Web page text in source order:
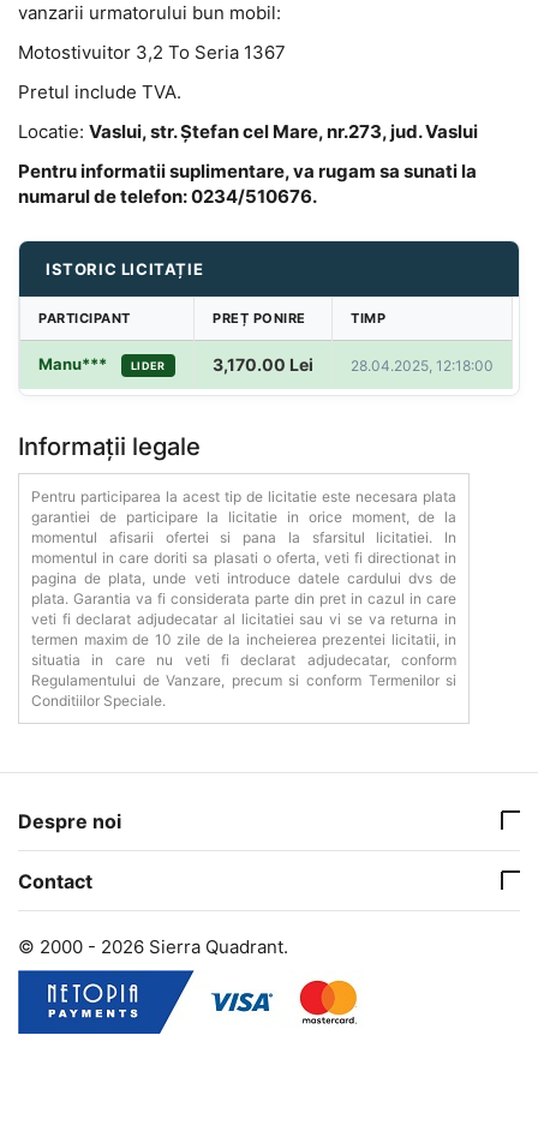
vanzarii urmatorului bun mobil:
Motostivuitor 3,2 To Seria 1367
Pretul include TVA.
Locatie: Vaslui, str. Ștefan cel Mare, nr.273, jud. Vaslui
Pentru informatii suplimentare, va rugam sa sunati la
numarul de telefon: 0234/510676.
ISTORIC LICITAȚIE
PARTICIPANT PREȚ PONIRE TIMP
Manu*** LIDER 3,170.00 Lei 28.04.2025, 12:18:00
Informații legale
Pentru participarea la acest tip de licitatie este necesara plata
garantiei de participare la licitatie in orice moment, de la
momentul afisarii ofertei si pana la sfarsitul licitatiei. In
momentul in care doriti sa plasati o oferta, veti fi directionat in
pagina de plata, unde veti introduce datele cardului dvs de
plata. Garantia va fi considerata parte din pret in cazul in care
veti fi declarat adjudecatar al licitatiei sau vi se va returna in
termen maxim de 10 zile de la incheierea prezentei licitatii, in
situatia in care nu veti fi declarat adjudecatar, conform
Regulamentului de Vanzare, precum si conform Termenilor si
Conditiilor Speciale.
Despre noi
Contact
© 2000 - 2026 Sierra Quadrant.